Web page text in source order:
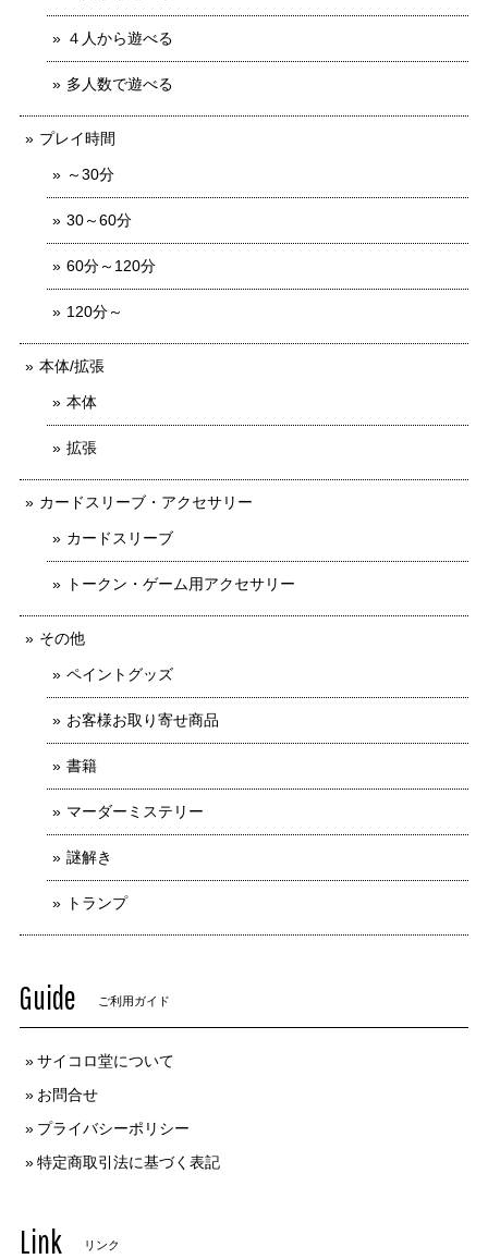
４人から遊べる
多人数で遊べる
プレイ時間
～30分
30～60分
60分～120分
120分～
本体/拡張
本体
拡張
カードスリーブ・アクセサリー
カードスリーブ
トークン・ゲーム用アクセサリー
その他
ペイントグッズ
お客様お取り寄せ商品
書籍
マーダーミステリー
謎解き
トランプ
Guide ご利用ガイド
サイコロ堂について
お問合せ
プライバシーポリシー
特定商取引法に基づく表記
Link リンク